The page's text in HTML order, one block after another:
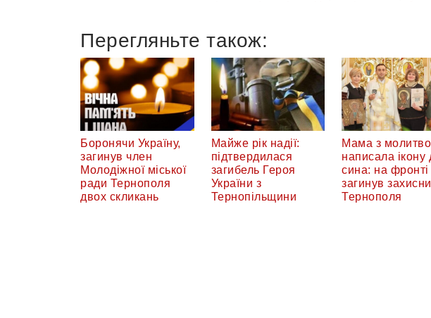
Перегляньте також:
Боронячи Україну,
загинув член
Молодіжної міської
ради Тернополя
двох скликань
Майже рік надії:
підтвердилася
загибель Героя
України з
Тернопільщини
Мама з
написала ікону
сина: на фронті
загинув
Тернополя